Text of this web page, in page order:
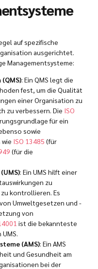
auf spezifische
ausgerichtet.
Managementsysteme:
: Ein QMS legt die
fest, um die Qualität
einer Organisation zu
zu verbessern. Die ISO
für ein
sowie
ISO 13485 (für
(für die
: Ein UMS hilft einer
zu
kontrollieren. Es
Umweltgesetzen und -
von
ist die bekannteste
(AMS): Ein AMS
und Gesundheit am
bei der